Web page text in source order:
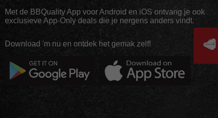
Met de BBQuality App voor Android en iOS ontvang je ook
exclusieve App-Only deals die je nergens anders vindt.
Download 'm nu en ontdek het gemak zelf! 🥩